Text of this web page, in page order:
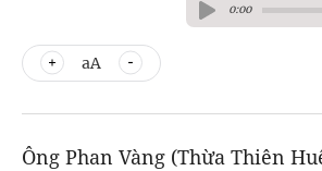
0:00
aA
Ông Phan Vàng (Thừa Thiên